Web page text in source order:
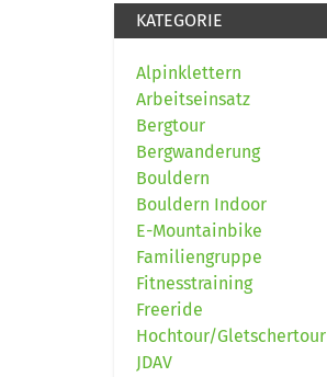
KATEGORIE
Alpinklettern
Arbeitseinsatz
Bergtour
Bergwanderung
Bouldern
Bouldern Indoor
E-Mountainbike
Familiengruppe
Fitnesstraining
Freeride
Hochtour/Gletschertour
JDAV